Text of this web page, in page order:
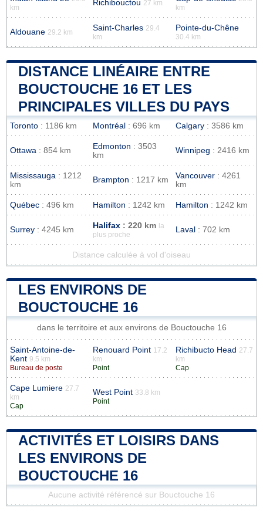
km
Richibouctou 27 km
km
Aldouane 29.2 km Saint-Charles 29.4
km
Pointe-du-Chêne
30.4 km
DISTANCE LINÉAIRE ENTRE
BOUCTOUCHE 16 ET LES
PRINCIPALES VILLES DU PAYS
Toronto : 1186 km Montréal : 696 km Calgary : 3586 km
Ottawa : 854 km Edmonton : 3503
km
Winnipeg : 2416 km
Mississauga : 1212
km
Brampton : 1217 km Vancouver : 4261
km
Québec : 496 km Hamilton : 1242 km Hamilton : 1242 km
Surrey : 4245 km Halifax : 220 km
la
plus proche
Laval : 702 km
Distance calculée à vol d'oiseau
LES ENVIRONS DE
BOUCTOUCHE 16
dans le territoire et aux environs de Bouctouche 16
Saint-Antoine-de-
Kent 9.5 km
Bureau de poste
Renouard Point 17.2
km
Point
Richibucto Head 27.7
km
Cap
Cape Lumiere 27.7
km
Cap
West Point 33.8 km
Point
ACTIVITÉS ET LOISIRS DANS
LES ENVIRONS DE
BOUCTOUCHE 16
Aucune activité référencé sur Bouctouche 16